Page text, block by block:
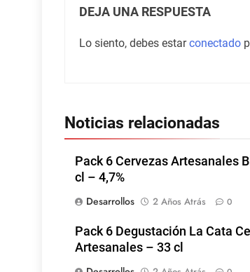
DEJA UNA RESPUESTA
Lo siento, debes estarconectado
Noticias relacionadas
Pack 6 Cervezas Artesanales
cl – 4,7%
Desarrollos
2 Años Atrás 0
Pack 6 Degustación La Cata
Artesanales – 33 cl